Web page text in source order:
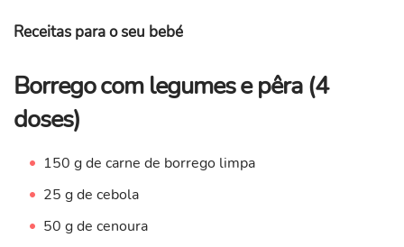
Receitas para o seu bebé
Borrego com legumes e pêra (4
doses)
150 g de carne de borrego limpa
25 g de cebola
50 g de cenoura